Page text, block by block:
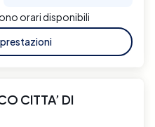
orari disponibili
CITTA’ DI